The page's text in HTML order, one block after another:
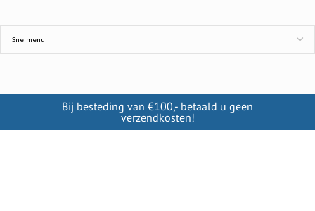
INFORMATIE
Bij besteding van €100,- betaald u geen
verzendkosten!